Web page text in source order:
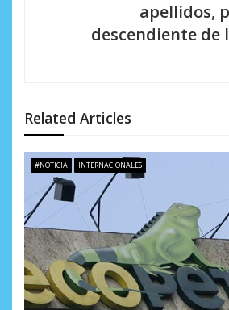
d
e
e
n
t
r
a
apellidos,
descendiente de
Related Articles
#NOTICIA INTERNACIONALES